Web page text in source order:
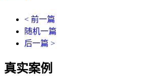
< 前一篇
随机一篇
后一篇 >
真实案例